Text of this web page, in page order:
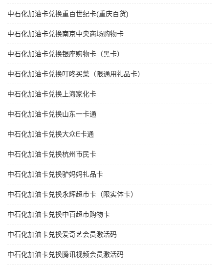
中石化加油卡兑换重百世纪卡(重庆百货)
中石化加油卡兑换南京中央商场购物卡
中石化加油卡兑换银座购物卡（黑卡）
中石化加油卡兑换叮咚买菜（限通用礼品卡）
中石化加油卡兑换上海家化卡
中石化加油卡兑换山东一卡通
中石化加油卡兑换大众E卡通
中石化加油卡兑换杭州市民卡
中石化加油卡兑换驴妈妈礼品卡
中石化加油卡兑换永辉超市卡（限实体卡）
中石化加油卡兑换中百超市购物卡
中石化加油卡兑换爱奇艺会员激活码
中石化加油卡兑换腾讯视频会员激活码